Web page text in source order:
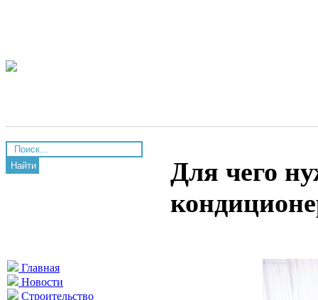
Найти
Главная
Новости
Строительство
Для чего